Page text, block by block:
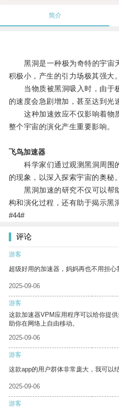
简介
黑洞是一种极为奇特的宇宙
积极小，产生的引力场极其强大。
当物质被黑洞吸入时，由于
的速度会急剧增加，甚至达到光
这种加速效应不仅影响着物
整个宇宙的演化产生重要影响。
飞鸟加速器
科学家们通过观测黑洞周围
的现象，以深入探索宇宙的奥秘。
黑洞加速的研究不仅可以帮
构和演化过程，还有助于揭示黑
#44#
评论
游客
超级好用的加速器，妈妈再也不用担心
2025-09-06
游客
这款加速器VPM应用程序可以给你提
助你在网络上自由移动。
2025-09-06
游客
这款app的用户群体非常庞大，我可以
2025-09-06
游客